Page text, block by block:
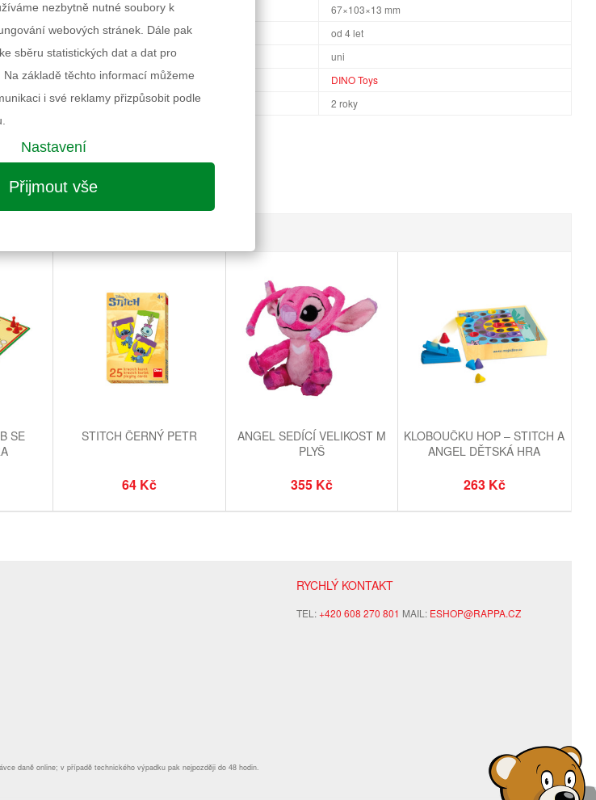
Rozměry balení Š×V×H
67×103×13 mm
Doporučený věk
od 4 let
Pohlaví
uni
Výrobce
DINO Toys
Záruka
2 roky
SE
STITCH ČERNÝ PETR
64 Kč
ANGEL SEDÍCÍ VELIKOST M
PLYŠ
355 Kč
KLOBOUČKU HOP – STITCH A
ANGEL DĚTSKÁ HRA
263 Kč
RYCHLÝ KONTAKT
TEL:+420 608 270 801 MAIL: ESHOP@RAPPA.CZ
daně online; v případě technického výpadku pak nejpozději do 48 hodin.
nezbytně nutné soubory k
webových stránek. Dále pak
sběru statistických dat a dat pro
základě těchto informací můžeme
i své reklamy přizpůsobit podle
Nastavení
Přijmout vše